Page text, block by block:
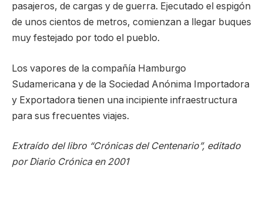
pasajeros, de cargas y de guerra. Ejecutado el espigón
de unos cientos de metros, comienzan a llegar buques
muy festejado por todo el pueblo.
Los vapores de la compañía Hamburgo
Sudamericana y de la Sociedad Anónima Importadora
y Exportadora tienen una incipiente infraestructura
para sus frecuentes viajes.
Extraído del libro “Crónicas del Centenario”, editado
por Diario Crónica en 2001